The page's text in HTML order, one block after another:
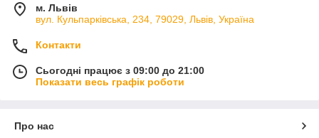
м. Львів
вул. Кульпарківська, 234, 79029, Львів, Україна
Контакти
Сьогодні працює з 09:00 до 21:00
Показати весь графік роботи
Про нас